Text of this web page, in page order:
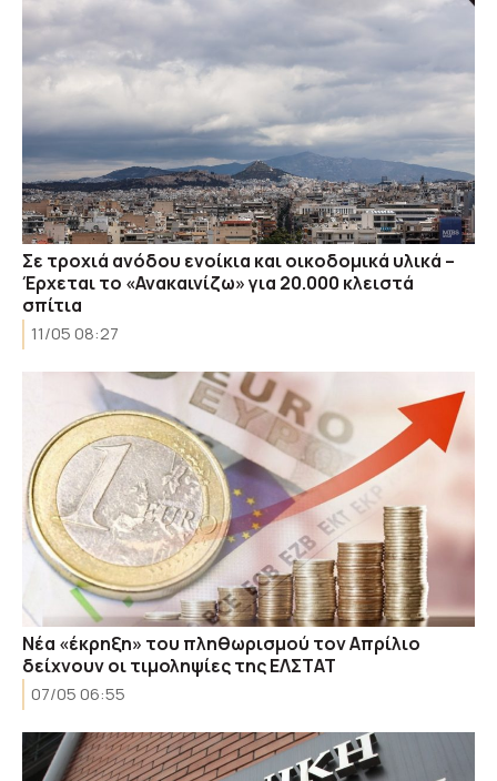
Σε τροχιά ανόδου ενοίκια και οικοδομικά υλικά –
Έρχεται το «Ανακαινίζω» για 20.000 κλειστά
σπίτια
11/05 08:27
Νέα «έκρηξη» του πληθωρισμού τον Απρίλιο
δείχνουν οι τιμοληψίες της ΕΛΣΤΑΤ
07/05 06:55